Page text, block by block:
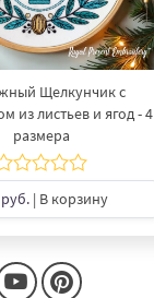
Щелкунчик с
из листьев и ягод - 4
размера
| В корзину